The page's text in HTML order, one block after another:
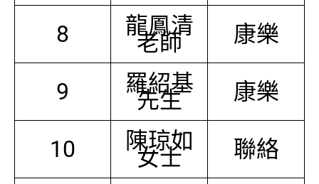
8 龍鳳清
老師 康樂
9 羅紹基
先生 康樂
10 陳琼如
女士 聯絡